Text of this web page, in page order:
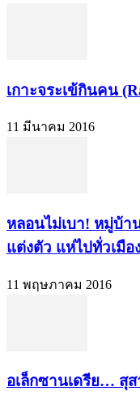
เกาะจระเข้กินคน
11 มีนาคม 2016
หลอนไม่เบา! หมู่บ้
แต่งตัว แห่ไปทั่วเมือ
11 พฤษภาคม 2016
อเล็กซานเดรีย… สุ